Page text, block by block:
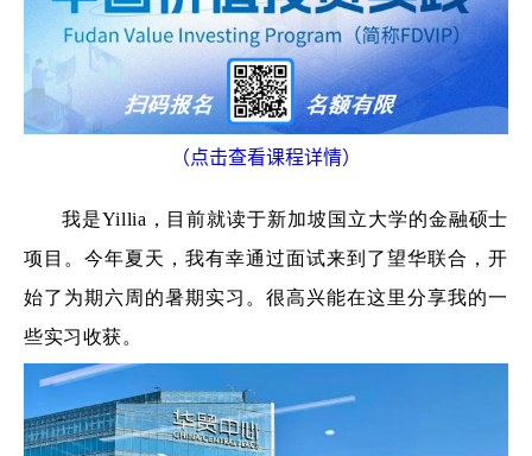
（点击查看课程详情）
我是Yillia，目前就读于新加坡国立大学的金融硕士
项目。今年夏天，我有幸通过面试来到了望华联合，开
始了为期六周的暑期实习。很高兴能在这里分享我的一
些实习收获。